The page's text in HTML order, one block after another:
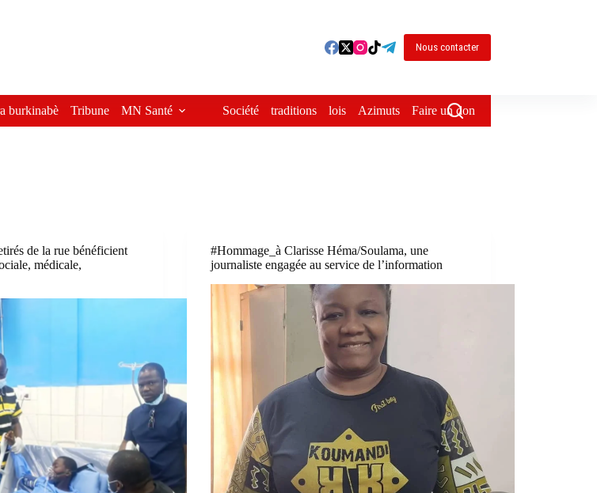
Nous contacter
burkinabè Tribune MN Santé Société traditions lois Azimuts Faire un don
de la rue bénéficient
médicale,
#Hommage_à Clarisse Héma/Soulama, une
journaliste engagée au service de l’information